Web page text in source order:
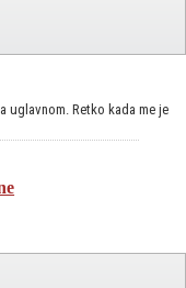
uglavnom. Retko kada me je